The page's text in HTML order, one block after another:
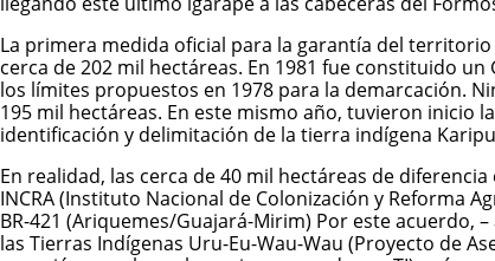
La primera medida oficial para la garantía del
cerca de 202 mil hectáreas. En 1981 fue constituido
los límites propuestos en 1978 para la demarcación.
195 mil hectáreas. En este mismo año, tuvieron inicio
identificación y delimitación de la tierra indígena
En realidad, las cerca de 40 mil hectáreas de
INCRA (Instituto Nacional de Colonización y Reforma
BR-421 (Ariquemes/Guajará-Mirim) Por este acuerdo,
las Tierras Indígenas Uru-Eu-Wau-Wau (Proyecto de